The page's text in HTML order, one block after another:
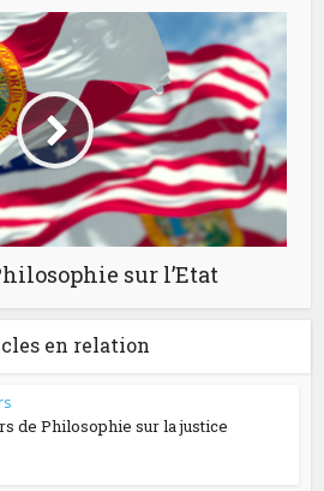
sur l’Etat
en relation
de Philosophie sur la justice